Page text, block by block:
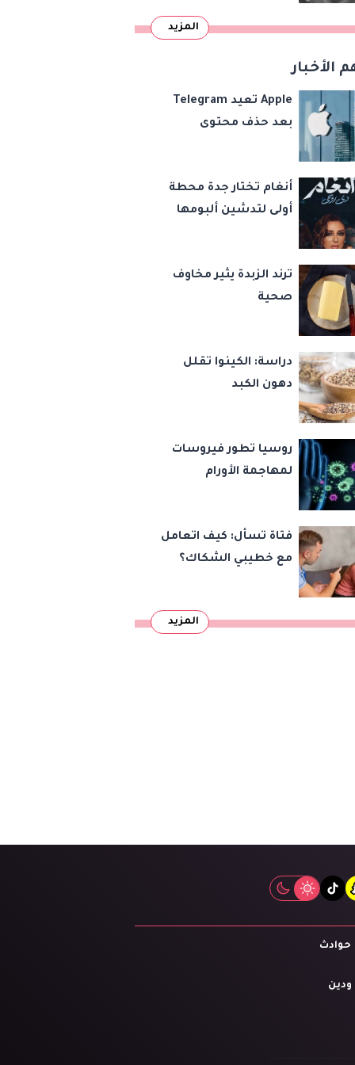
المزيد
الأخبار
Apple تعيد Telegram
بعد حذف محتوى
أنغام تختار جدة محطة
أولى لتدشين ألبومها
ترند الزبدة يثير مخاوف
صحية
دراسة: الكينوا تقلل
دهون الكبد
روسيا تطور فيروسات
لمهاجمة الأورام
فتاة تسأل: كيف اتعامل
مع خطيبي الشكاك؟
المزيد
tiktok
حوادث
ودين